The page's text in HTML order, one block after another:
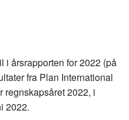
i årsrapporten for 2022 (på
fra Plan International
regnskapsåret 2022, i
2022.